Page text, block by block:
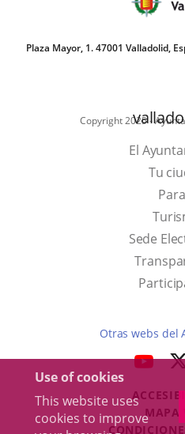
Use of cookies
This website uses
cookies to improve
Plaza Mayor, 1. 47001 Valladolid,
Copyright 2025 -
El
Tu
Sede
Otras webs del
LINK
MAPA